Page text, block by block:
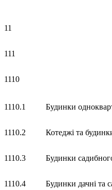
11
111
1110
1110.1 Будинки
1110.2 Котеджі та
1110.3 Будинки
1110.4 Будинки дачні та